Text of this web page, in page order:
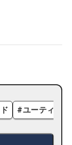
#ユーティリ